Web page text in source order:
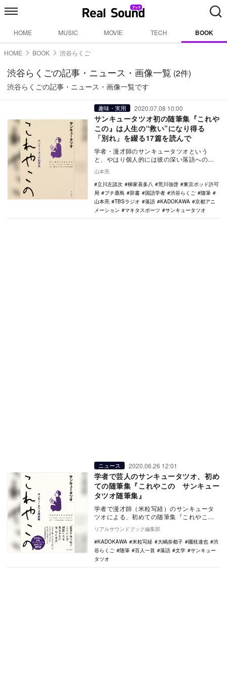
HOME MUSIC MOVIE TECH BOOK
HOME BOOK 渋谷らくご
渋谷らくごの記事・ニュース・画像一覧 (2件)
渋谷らくごの記事・ニュース・画像一覧です
趣味・実用 2020.07.08 10:00
サンキュータツオ初の随筆集『これや
この』は人生の“救い”になり得る
「別れ」を綴る17篇を読んで
学者・漫才師のサンキュータツオという
と、やはり個人的には彼の深い落語への知
識と愛情、人の繋がりで生まれた「渋谷ら
くご」だ。 …
山本亮
立川左談次
柳家喜多八 荒川強啓
東京ポッド許可
局
プチ鹿島 辞書 国語学者 渋谷らくご
随筆
山本亮
TBSラジオ 落語 KADOKAWA
京都アニ
メーション
マキタスポーツ サンキュータツオ
ニュース 2020.06.26 12:01
学者で芸人のサンキュータツオ、初め
ての随筆集『これやこの サンキュー
タツオ随筆集』
学者で漫才師（米粒写経）のサンキュータ
ツオによる、初めての随筆集『これやこ
の サンキュータツオ随筆集』が2020年6
月26日にK…
リアルサウンドブック編集部
KADOKAWA
米粒写経 大嶋奈都子 國枝達也
渋
谷らくご
随筆 百人一首 落語 文学
サンキュー
タツオ